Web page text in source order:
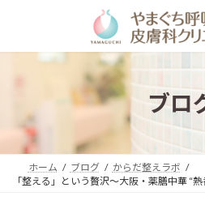
ン
プ
ー
動
ブロ
ホーム ブログ
からだ整えラボ
「整える」という贅沢〜大阪・薬膳中華 “